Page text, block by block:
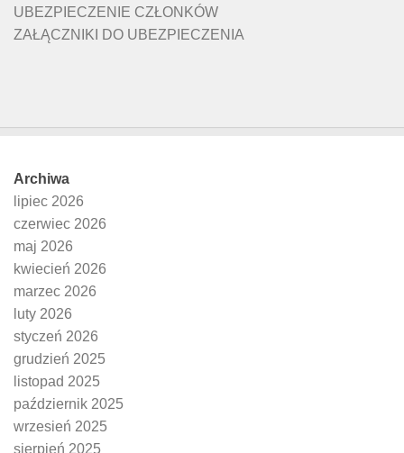
UBEZPIECZENIE CZŁONKÓW
ZAŁĄCZNIKI DO UBEZPIECZENIA
Archiwa
lipiec 2026
czerwiec 2026
maj 2026
kwiecień 2026
marzec 2026
luty 2026
styczeń 2026
grudzień 2025
listopad 2025
październik 2025
wrzesień 2025
sierpień 2025